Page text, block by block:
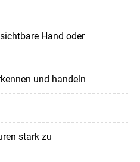
Hand oder
und handeln
stark zu